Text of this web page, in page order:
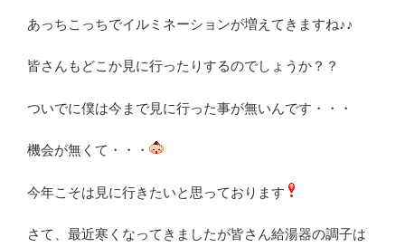
あっちこっちでイルミネーションが増えてきますね♪♪
皆さんもどこか見に行ったりするのでしょうか？？
ついでに僕は今まで見に行った事が無いんです・・・
機会が無くて・・・
今年こそは見に行きたいと思っております
さて、最近寒くなってきましたが皆さん給湯器の調子は